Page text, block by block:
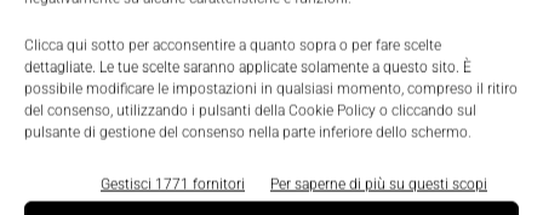
Clicca qui sotto per acconsentire a quanto sopra o per fare scelte
dettagliate. Le tue scelte saranno applicate solamente a questo sito. È
possibile modificare le impostazioni in qualsiasi momento, compreso il ritiro
del consenso, utilizzando i pulsanti della Cookie Policy o cliccando sul
pulsante di gestione del consenso nella parte inferiore dello schermo.
Gestisci 1771 fornitori Per saperne di più su questi scopi